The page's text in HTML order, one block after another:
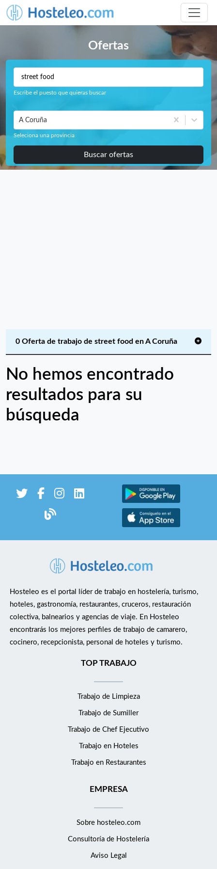
Ofertas
Escribe el puesto que quieras buscar
A Coruña
Seleciona una provincia
Buscar ofertas
0 Oferta de trabajo de street food en A Coruña
No hemos encontrado
resultados para su
búsqueda
Hosteleo es el portal líder de trabajo en hostelería, turismo,
hoteles, gastronomía, restaurantes, cruceros, restauración
colectiva, balnearios y agencias de viaje. En Hosteleo
encontrarás los mejores perfiles de trabajo de camarero,
cocinero, recepcionista, personal de hoteles y turismo.
TOP TRABAJO
Trabajo de Limpieza
Trabajo de Sumiller
Trabajo de Chef Ejecutivo
Trabajo en Hoteles
Trabajo en Restaurantes
EMPRESA
Sobre hosteleo.com
Consultoría de Hostelería
Aviso Legal